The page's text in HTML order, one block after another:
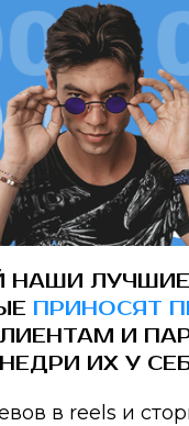
НАШИ
ПРИНОСЯТ
И
ИХ У
в reels и